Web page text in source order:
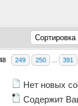
249 250 391
Нет новых
Содержит